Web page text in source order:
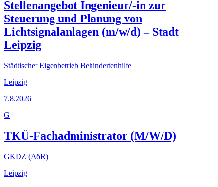
Stellenangebot Ingenieur/-in zur
Steuerung und Planung von
Lichtsignalanlagen (m/w/d) – Stadt
Leipzig
Städtischer Eigenbetrieb Behindertenhilfe
Leipzig
7.8.2026
G
TKÜ-Fachadministrator (M/W/D)
GKDZ (AöR)
Leipzig